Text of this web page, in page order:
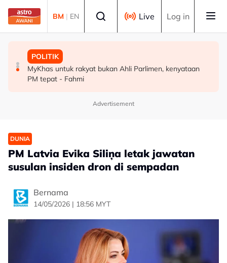
Skip to main content
BM | EN Live Log in
MALAYSIA
Terengganu adakan sesi libat urus bincang isu
kerosakan terumbu karang di Pulau Redang
MALAYSIA
Khaled Nordin adakan lawatan kerja ke Vietnam,
Kemboja pacu agenda pertahanan
POLITIK
MyKhas untuk rakyat bukan Ahli Parlimen, kenyataan
PM tepat - Fahmi
Advertisement
DUNIA
PM Latvia Evika Siliņa letak jawatan
susulan insiden dron di sempadan
Bernama
14/05/2026 | 18:56 MYT